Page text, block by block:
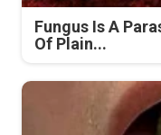
Fungus Is A
Of Plain...